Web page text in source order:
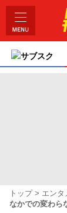
サブスク
トップ エンタ
なかでの変わら